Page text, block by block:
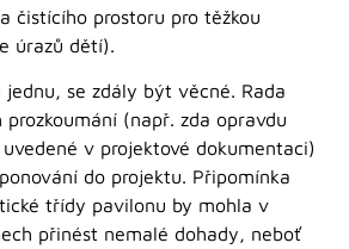
čistícího prostoru pro těžkou
úrazů dětí).
se zdály být věcné. Rada
prozkoumání (např. zda opravdu
v projektové dokumentaci)
do projektu. Připomínka
třídy pavilonu by mohla v
přinést nemalé dohady, neboť